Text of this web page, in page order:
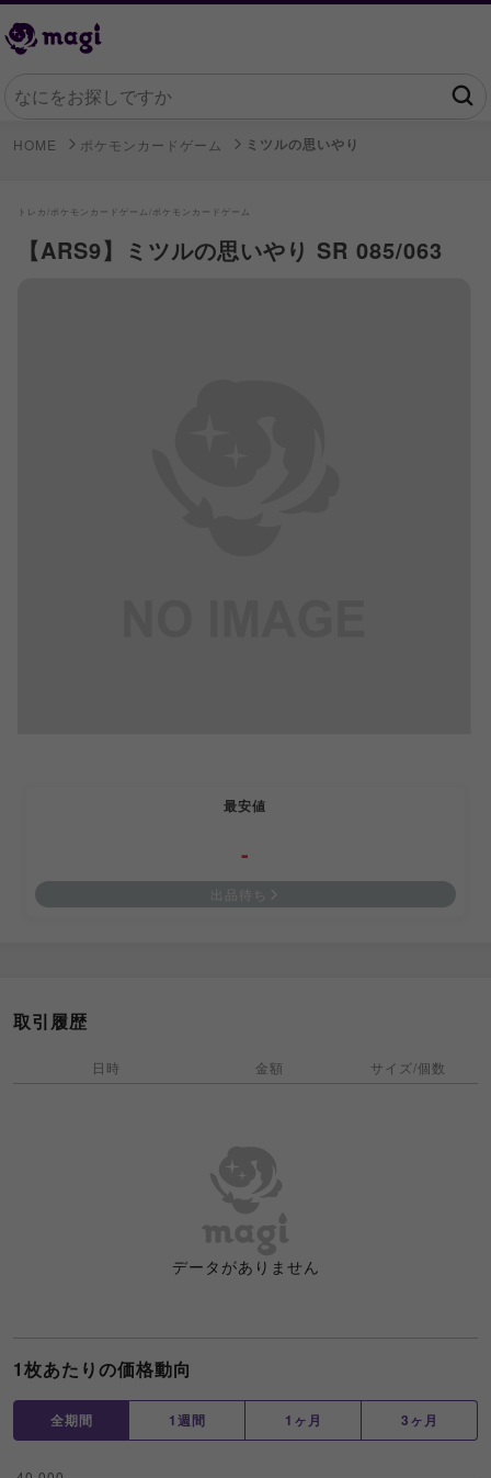
HOME ポケモンカードゲーム ミツルの思いやり
トレカ/ ポケモンカードゲーム/ ポケモンカードゲーム
【ARS9】ミツルの思いやり SR 085/063
最安値
-
出品待ち
1枚あたりの価格動向
全期間 1週間 1ヶ月 3ヶ月
取引履歴
日時 金額 サイズ/個数
データがありません